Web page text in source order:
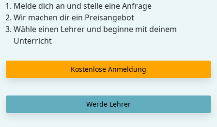
Melde dich an und stelle eine Anfrage
Wir machen dir ein Preisangebot
Wähle einen Lehrer und beginne mit deinem
Unterricht
Kostenlose Anmeldung
Werde Lehrer